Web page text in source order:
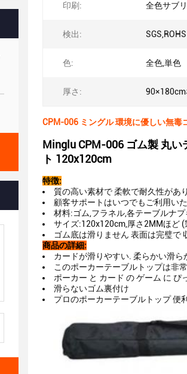
印刷: 全色サブ
検出: SGS,ROHS
色: 全色,単色
厚さ:
CPM-006 ミングル 環境に優しい無毒
Minglu CPM-006 ゴム製 丸
ト 120x120cm
特徴:
質の高い素材で 柔軟で耐久性があ
顧客サポートはいつでもご利用い
材料:ゴム,フラネル,各テーブルナ
サイズ:120x120cm,厚さ2MMほど
ゴム底は滑りません 表面は完璧で
商品の詳細:
カードが滑りやすい. 柔らかい滑
このポーカーテーブルトップは非
ポーカー と カード の ゲーム に ぴ
滑らないゴム裏付け
プロのポーカーテーブルトップ 便